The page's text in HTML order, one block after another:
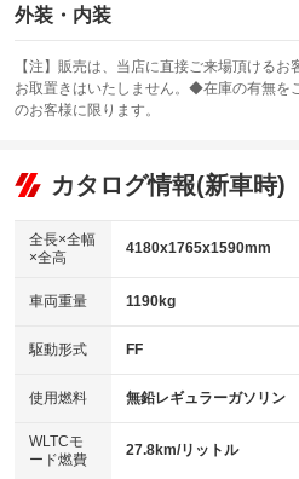
エアバッグ：運転席/助手席/サイド
：装備あり
：装備なし
サンルーフ
：装備なし
リフトアップ
：装備なし
：装備なし
パワーウィンドウ
アイドリングストップ
：装備あり
USB入力端子
：装備あり
100V電源
：装備あり
センターデフロック
：装備なし
外装・内装
カーナビ：メモリーナビ他
：装備あり
TV
：装備なし
ビジュアル
：装備なし
：装備あり
革シート
キーレス
HID(キセノンライト)
：装備なし
バックカメラ
：装備あり
エアロ
：装備なし
【注】販売は、当店に直接ご来場頂ける
お取置きはいたしません。◆在庫の有無
のお客様に限ります。
カタログ情報(新車時)
全長×全幅
×全高
4180x1765x1590mm
車両重量 1190kg
駆動形式 FF
使用燃料 無鉛レギュラーガソリン
WLTCモ
ード燃費
27.8km/リットル